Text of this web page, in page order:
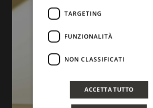
TARGETING
FUNZIONALITÀ
NON CLASSIFICATI
ACCETTA TUTTO